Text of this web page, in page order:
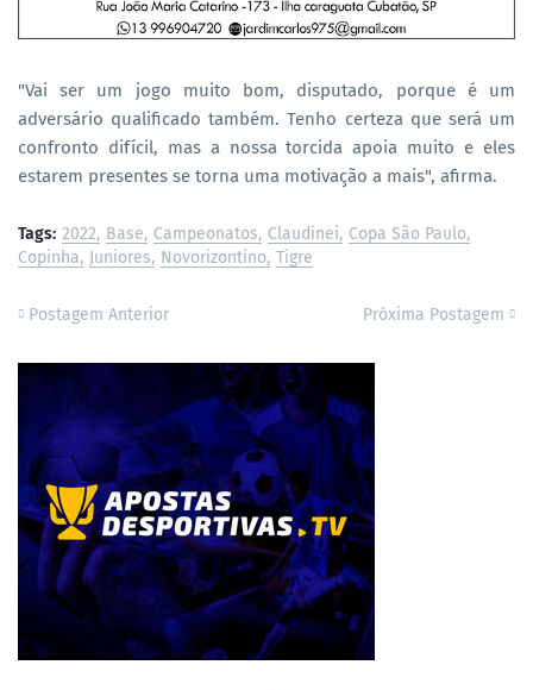
"Vai ser um jogo muito bom, disputado, porque é um
adversário qualificado também. Tenho certeza que será um
confronto difícil, mas a nossa torcida apoia muito e eles
estarem presentes se torna uma motivação a mais", afirma.
Tags: 2022 Base Campeonatos Claudinei Copa São Paulo
Copinha Juniores Novorizontino Tigre
Postagem Anterior Próxima Postagem